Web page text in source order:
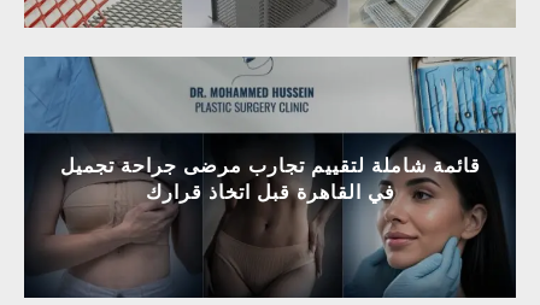
قائمة شاملة لتقييم تجارب مرضى جراحة تجميل
في القاهرة قبل اتخاذ قرارك